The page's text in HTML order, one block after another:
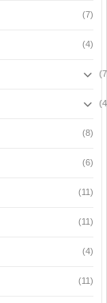
(7)
(4)
(8)
(6)
(11)
(11)
(4)
(11)